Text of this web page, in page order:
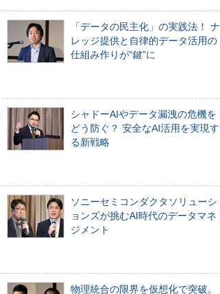
「データの民主化」の実践法！ ナ
レッジ提供と自律的データ活用の
仕組み作りが“鍵”に
シャドーAIやデータ漏洩の危機を
どう防ぐ？ 安全なAI活用を実現す
る新戦略
ソニーセミコンダクタソリューシ
ョンズが挑むAI時代のデータマネ
ジメント
物理統合の限界を仮想化で突破。